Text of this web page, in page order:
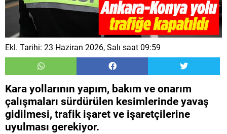
Ekl. Tarihi: 23 Haziran 2026, Salı saat 09:59
Kara yollarının yapım, bakım ve onarım
çalışmaları sürdürülen kesimlerinde yavaş
gidilmesi, trafik işaret ve işaretçilerine
uyulması gerekiyor.